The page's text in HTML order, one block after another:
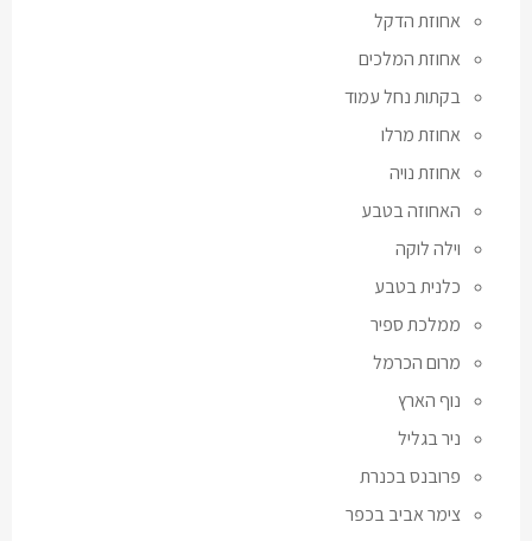
אחוזת הדקל
אחוזת המלכים
בקתות נחל עמוד
אחוזת מרלו
אחוזת נויה
האחוזה בטבע
וילה לוקה
כלנית בטבע
ממלכת ספיר
מרום הכרמל
נוף הארץ
ניר בגליל
פרובנס בכנרת
צימר אביב בכפר